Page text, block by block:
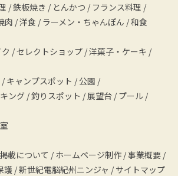
/鉄板焼き / とんかつ / フランス料理 /
肉 /洋食 / ラーメン・ちゃんぽん /和食
/セレクトショップ /洋菓子・ケーキ /
/ キャンプスポット / 公園 /
ング /釣りスポット / 展望台 / プール /
載について / ホームページ制作 /事業概要 /
護 /新世紀電脳紀州ニンジャ / サイトマップ